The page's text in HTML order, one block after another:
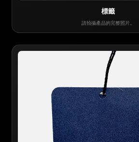
標籤
請拍攝產品的完整照片。